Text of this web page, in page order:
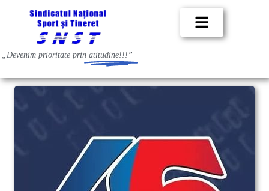
„Devenim prioritate prin atitudine!!!”